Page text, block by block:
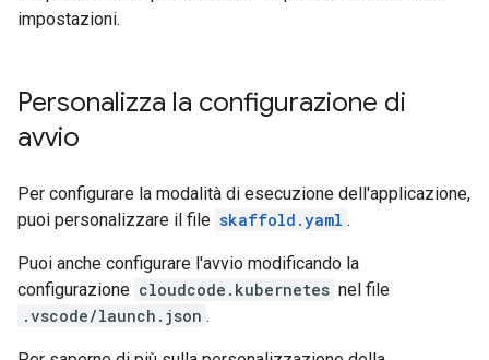
impostazioni.
Personalizza la configurazione di
avvio
Per configurare la modalità di esecuzione dell'applicazione,
puoi personalizzare il file skaffold.yaml .
Puoi anche configurare l'avvio modificando la
configurazione cloudcode.kubernetes nel file
.vscode/launch.json .